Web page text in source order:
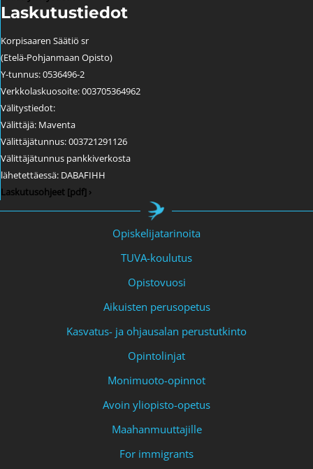
Laskutustiedot
Korpisaaren Säätiö sr
(Etelä-Pohjanmaan Opisto)
Y-tunnus: 0536496-2
Verkkolaskuosoite: 003705364962
Välitystiedot:
Välittäjä: Maventa
Välittäjätunnus: 003721291126
Välittäjätunnus pankkiverkosta
lähetettäessä: DABAFIHH
Laskutusohjeet [pdf] ›
Opiskelijatarinoita
TUVA-koulutus
Opistovuosi
Aikuisten perusopetus
Kasvatus- ja ohjausalan perustutkinto
Opintolinjat
Monimuoto-opinnot
Avoin yliopisto-opetus
Maahanmuuttajille
For immigrants